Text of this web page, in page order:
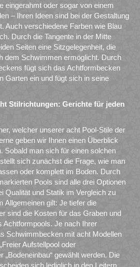
eingerahmt oder sogar von einem
– Ihren Ideen sind bei der Gestaltung
Auch verschiedene Farben wie Blau
Durch die Tangente in der Mitte
Seiten eine Sitzgelegenheit, die
dem Schwimmen ermöglicht. Durch
fügt sich das Achtformbecken
Garten ein und fügt sich in seine
Stilrichtungen: Gerichte für jeden
welcher unserer acht Pool-Stile der
geben wir Ihnen einen Überblick
Sobald man sich für einen solchen
sich zunächst die Frage, wie man
oder komplett im Boden. Durch
Pools sind alle drei Optionen
Qualität und Statik im Vergleich zu
Allgemeinen gilt: Je tiefer die
sind die Kosten für das Graben und
Achtformpools. Je nach Ihrer
Schwimmbecken mit acht Modellen
Aufstellpool oder
„Bodeneinbau“ gewählt werden. Die